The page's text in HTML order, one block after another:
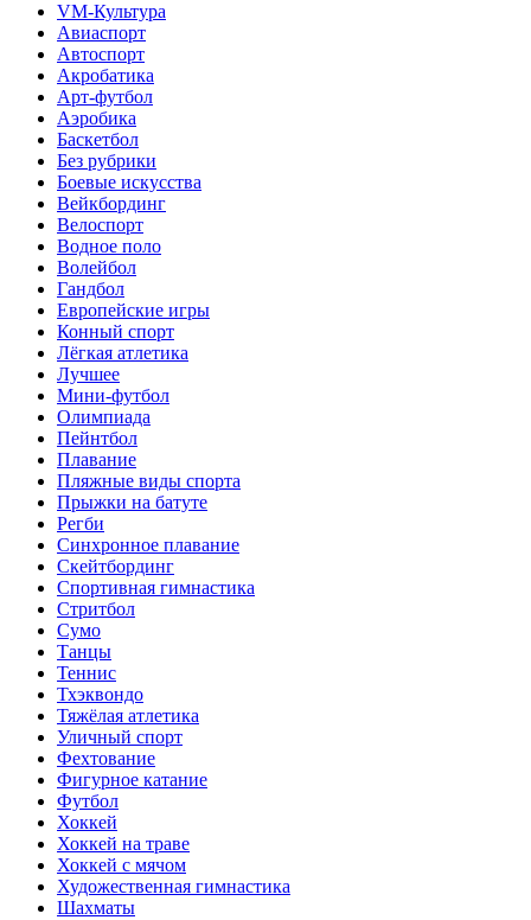
VM-Культура
Авиаспорт
Автоспорт
Акробатика
Арт-футбол
Аэробика
Баскетбол
Без рубрики
Боевые искусства
Вейкбординг
Велоспорт
Водное поло
Волейбол
Гандбол
Европейские игры
Конный спорт
Лёгкая атлетика
Лучшее
Мини-футбол
Олимпиада
Пейнтбол
Плавание
Пляжные виды спорта
Прыжки на батуте
Регби
Синхронное плавание
Скейтбординг
Спортивная гимнастика
Стритбол
Сумо
Танцы
Теннис
Тхэквондо
Тяжёлая атлетика
Уличный спорт
Фехтование
Фигурное катание
Футбол
Хоккей
Хоккей на траве
Хоккей с мячом
Художественная гимнастика
Шахматы